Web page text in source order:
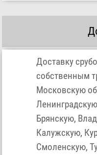
Доставку
собственным
Московскую
Брянскую,
Калужскую,
Смоленскую,